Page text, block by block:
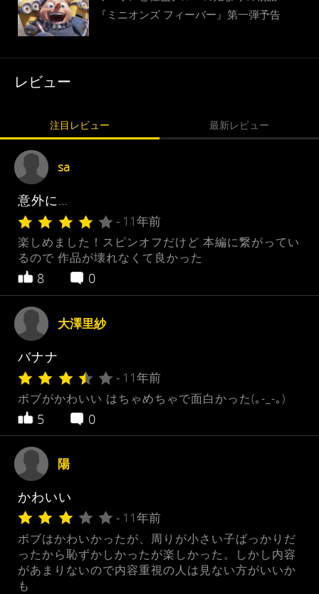
『ミニオンズ フィーバー』第一弾予告
レビュー
注目レビュー 最新レビュー
sa
意外に…
- 11年前
楽しめました！スピンオフだけど 本編に繋がってい
るので 作品が壊れなくて良かった
8 0
大澤里紗
バナナ
- 11年前
ボブがかわいい はちゃめちゃで面白かった(｡-_-｡)
5 0
陽
かわいい
- 11年前
ボブはかわいかったが、周りが小さい子ばっかりだ
ったから恥ずかしかったが楽しかった。しかし内容
があまりないので内容重視の人は見ない方がいいか
も